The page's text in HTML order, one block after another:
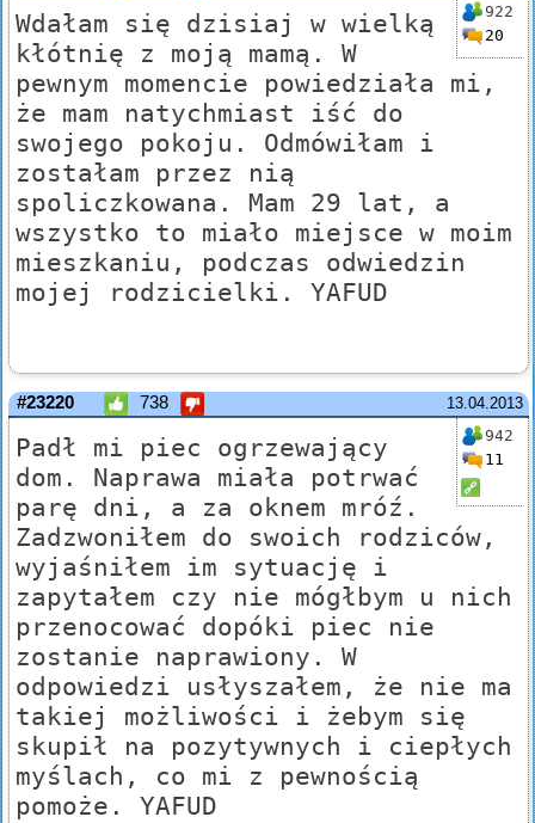
922
20
Wdałam się dzisiaj w wielką
kłótnię z moją mamą. W
pewnym momencie powiedziała mi,
że mam natychmiast iść do
swojego pokoju. Odmówiłam i
zostałam przez nią
spoliczkowana. Mam 29 lat, a
wszystko to miało miejsce w moim
mieszkaniu, podczas odwiedzin
mojej rodzicielki. YAFUD
13.04.2013
#23220 738
942
11
Padł mi piec ogrzewający
dom. Naprawa miała potrwać
parę dni, a za oknem mróź.
Zadzwoniłem do swoich rodziców,
wyjaśniłem im sytuację i
zapytałem czy nie mógłbym u nich
przenocować dopóki piec nie
zostanie naprawiony. W
odpowiedzi usłyszałem, że nie ma
takiej możliwości i żebym się
skupił na pozytywnych i ciepłych
myślach, co mi z pewnością
pomoże. YAFUD